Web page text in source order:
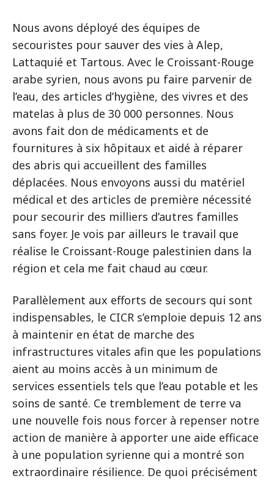
Nous avons déployé des équipes de
secouristes pour sauver des vies à Alep,
Lattaquié et Tartous. Avec le Croissant-Rouge
arabe syrien, nous avons pu faire parvenir de
l’eau, des articles d’hygiène, des vivres et des
matelas à plus de 30 000 personnes. Nous
avons fait don de médicaments et de
fournitures à six hôpitaux et aidé à réparer
des abris qui accueillent des familles
déplacées. Nous envoyons aussi du matériel
médical et des articles de première nécessité
pour secourir des milliers d’autres familles
sans foyer. Je vois par ailleurs le travail que
réalise le Croissant-Rouge palestinien dans la
région et cela me fait chaud au cœur.
Parallèlement aux efforts de secours qui sont
indispensables, le CICR s’emploie depuis 12 ans
à maintenir en état de marche des
infrastructures vitales afin que les populations
aient au moins accès à un minimum de
services essentiels tels que l’eau potable et les
soins de santé. Ce tremblement de terre va
une nouvelle fois nous forcer à repenser notre
action de manière à apporter une aide efficace
à une population syrienne qui a montré son
extraordinaire résilience. De quoi précisément